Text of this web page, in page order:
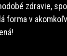
zdravie,
forma v